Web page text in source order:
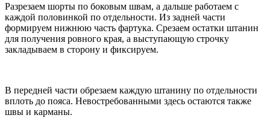
Разрезаем шорты по боковым швам, а дальше работаем с
каждой половинкой по отдельности. Из задней части
формируем нижнюю часть фартука. Срезаем остатки штанин
для получения ровного края, а выступающую строчку
закладываем в сторону и фиксируем.
В передней части обрезаем каждую штанину по отдельности
вплоть до пояса. Невостребованными здесь остаются также
швы и карманы.